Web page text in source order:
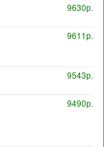
9630р.
9611р.
9543р.
9490р.